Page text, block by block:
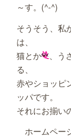
～す。(^-^)
そうそう、私
は、
猫とか
、う
る、
赤やショッピ
ッパです。
それにお揃い
ホームペー